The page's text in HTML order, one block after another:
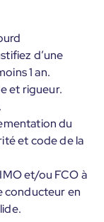
d’une
1 an.
et rigueur.
du
et code de la
et/ou FCO à
conducteur en